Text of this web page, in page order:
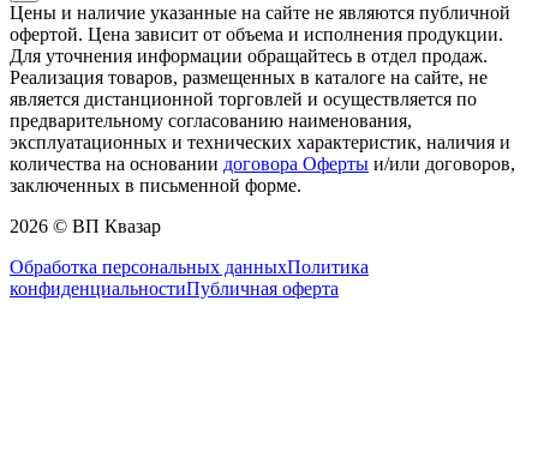
Цены и наличие указанные на сайте не являются публичной
офертой. Цена зависит от объема и исполнения продукции.
Для уточнения информации обращайтесь в отдел продаж.
Реализация товаров, размещенных в каталоге на сайте, не
является дистанционной торговлей и осуществляется по
предварительному согласованию наименования,
эксплуатационных и технических характеристик, наличия и
количества на основании договора Оферты и/или договоров,
заключенных в письменной форме.
2026 © ВП Квазар
Обработка персональных данныхПолитика
конфиденциальностиПубличная оферта